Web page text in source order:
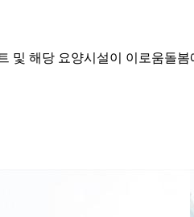
해당 요양시설이 이로움돌